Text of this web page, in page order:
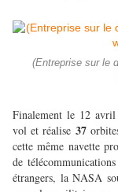
(Entreprise sur le
Finalement le 12
vol et réalise 37
cette même navette
de
étrangers, la NASA